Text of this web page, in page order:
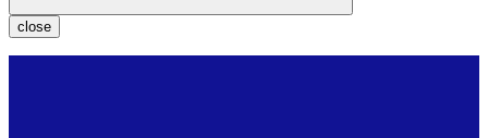
close